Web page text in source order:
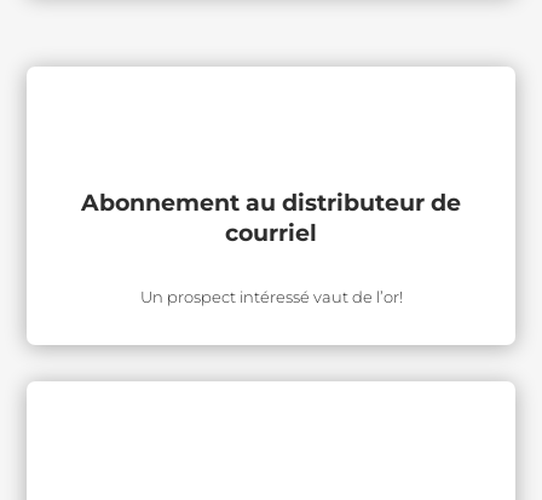
Abonnement au distributeur de
courriel
Un prospect intéressé vaut de l’or!